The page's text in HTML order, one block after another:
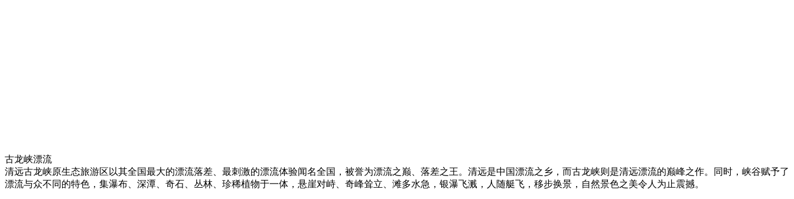
古龙峡漂流
清远古龙峡原生态旅游区以其全国最大的漂流落差、最刺激的漂流体验闻名全国，被誉为漂流之巅、落差之王。清远是中国漂流之乡，而古龙峡则是清远漂流的巅峰之作。同时，峡谷赋予了
漂流与众不同的特色，集瀑布、深潭、奇石、丛林、珍稀植物于一体，悬崖对峙、奇峰耸立、滩多水急，银瀑飞溅，人随艇飞，移步换景，自然景色之美令人为止震撼。